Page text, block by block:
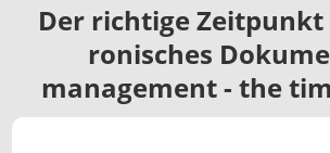
Der richtige
ronisches
management - the